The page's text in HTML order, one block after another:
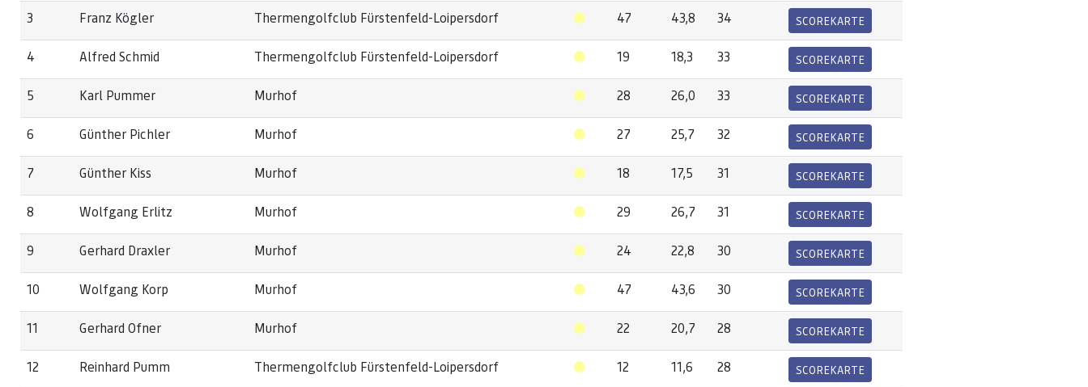
3 Franz Kögler Thermengolfclub Fürstenfeld-Loipersdorf 47 43,8 34 SCOREKARTE
4 Alfred Schmid Thermengolfclub Fürstenfeld-Loipersdorf 19 18,3 33 SCOREKARTE
5 Karl Pummer Murhof 28 26,0 33 SCOREKARTE
6 Günther Pichler Murhof 27 25,7 32 SCOREKARTE
7 Günther Kiss Murhof 18 17,5 31 SCOREKARTE
8 Wolfgang Erlitz Murhof 29 26,7 31 SCOREKARTE
9 Gerhard Draxler Murhof 24 22,8 30 SCOREKARTE
10 Wolfgang Korp Murhof 47 43,6 30 SCOREKARTE
11 Gerhard Ofner Murhof 22 20,7 28 SCOREKARTE
12 Reinhard Pumm Thermengolfclub Fürstenfeld-Loipersdorf 12 11,6 28 SCOREKARTE